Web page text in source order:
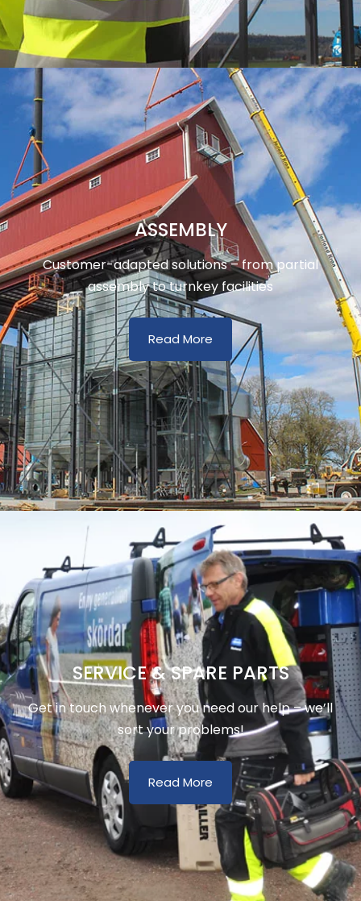
ASSEMBLY
Customer-adapted solutions – from partial
assembly to turnkey facilities
Read More
SERVICE & SPARE PARTS
Get in touch whenever you need our help – we’ll
sort your problems!
Read More